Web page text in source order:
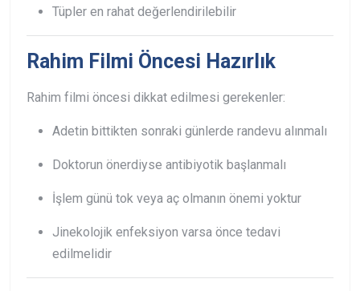
Tüpler en rahat değerlendirilebilir
Rahim Filmi Öncesi Hazırlık
Rahim filmi öncesi dikkat edilmesi gerekenler:
Adetin bittikten sonraki günlerde randevu alınmalı
Doktorun önerdiyse antibiyotik başlanmalı
İşlem günü tok veya aç olmanın önemi yoktur
Jinekolojik enfeksiyon varsa önce tedavi
edilmelidir